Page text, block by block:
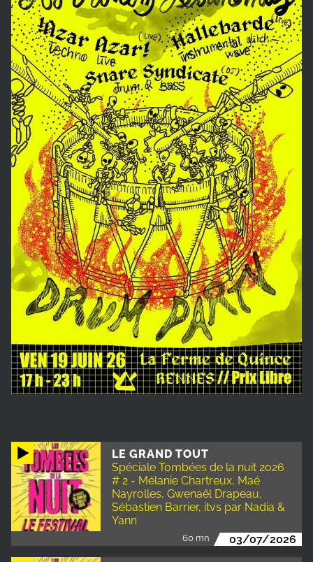
LE GRAND TOUT
Spéciale Tombées de la nuit 2026
# 2 - Mélanie Chartreux, Maé
Nayrolles, Gwenaël Drapeau,
Sébastien Barrier, itvs par Nadia &
Yann
60 mn 03/07/2026